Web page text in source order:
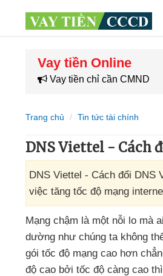
Vay tiền Online
Vay tiền chỉ cần CMND
Trang chủ Tin tức tài chính
DNS Viettel - Cách
DNS Viettel - Cách đổi DNS
việc tăng tốc độ mạng
Mạng chậm là một nỗi lo mà
dường như chúng ta không
gói tốc độ mạng cao hơn
độ cao bởi tốc độ càng cao